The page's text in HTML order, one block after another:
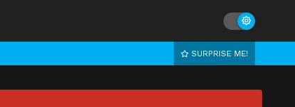
SURPRISE ME!